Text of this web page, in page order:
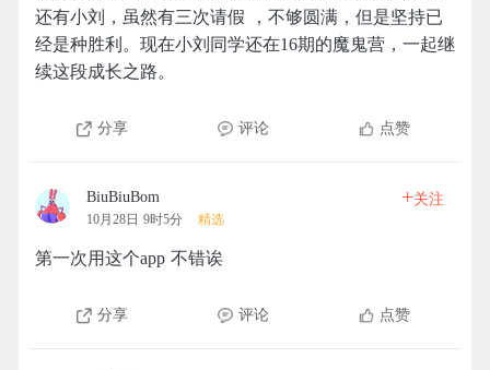
还有小刘，虽然有三次请假 ，不够圆满，但是坚持已
经是种胜利。现在小刘同学还在16期的魔鬼营，一起继
续这段成长之路。
分享 评论 点赞
BiuBiuBom
10月28日 9时5分 精选
+关注
第一次用这个app 不错诶
分享 评论 点赞